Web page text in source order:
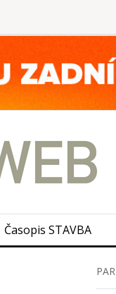
Časopis STAVBA